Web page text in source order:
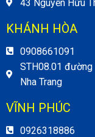
43 Nguyễn Hữu
KHÁNH HÒA
0908661091
STH08.01 đường
Nha Trang
VĨNH PHÚC
0926318886